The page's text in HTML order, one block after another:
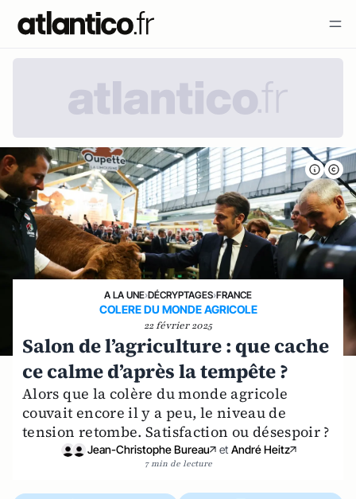
A LA UNE›DÉCRYPTAGES›FRANCE
COLERE DU MONDE AGRICOLE
22 février 2025
Salon de l’agriculture : que cache
ce calme d’après la tempête ?
Alors que la colère du monde agricole
couvait encore il y a peu, le niveau de
tension retombe. Satisfaction ou désespoir ?
Jean-Christophe Bureau et André Heitz
7 min de lecture